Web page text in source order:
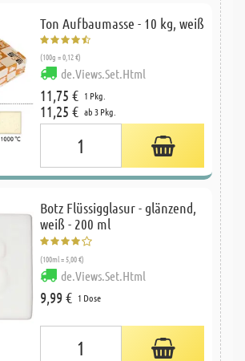
Ton Aufbaumasse - 10 kg, weiß
(100g = 0,12 €)
de.Views.Set.Html
11,75 € 1 Pkg.
11,25 € ab 3 Pkg.
Botz Flüssigglasur - glänzend,
weiß - 200 ml
(100ml = 5,00 €)
de.Views.Set.Html
9,99 € 1 Dose